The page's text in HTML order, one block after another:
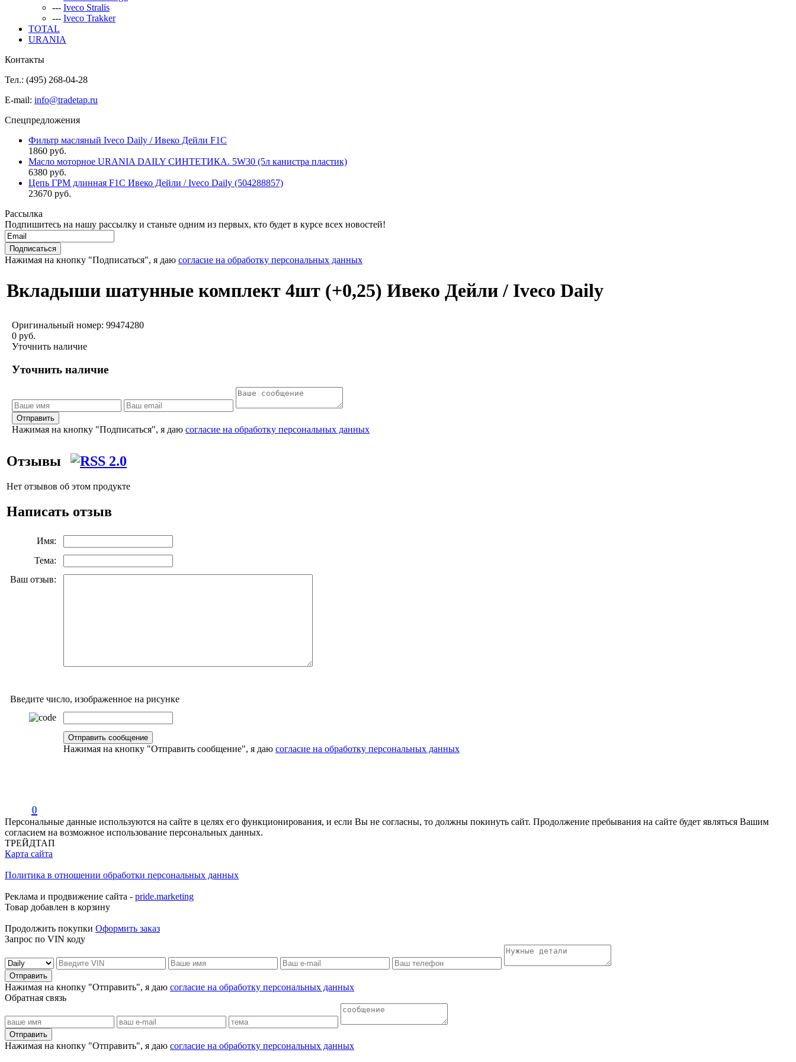
--- Iveco Stralis
--- Iveco Trakker
TOTAL
URANIA
Контакты
Тел.: (495) 268-04-28
E-mail: info@tradetap.ru
Спецпредложения
Фильтр масляный Iveco Daily / Ивеко Дейли F1C
1860 руб.
Масло моторное URANIA DAILY СИНТЕТИКА. 5W30 (5л канистра пластик)
6380 руб.
Цепь ГРМ длинная F1C Ивеко Дейли / Iveco Daily (504288857)
23670 руб.
Рассылка
Подпишитесь на нашу рассылку и станьте одним из первых, кто будет в курсе всех новостей!
Нажимая на кнопку "Подписаться", я даю согласие на обработку персональных данных
Вкладыши шатунные комплект 4шт (+0,25) Ивеко Дейли / Iveco Daily
Оригинальный номер: 99474280
0 руб.
Уточнить наличие
Уточнить наличие
Отправить
Нажимая на кнопку "Подписаться", я даю согласие на обработку персональных данных
Отзывы
Нет отзывов об этом продукте
Написать отзыв
Имя:
Тема:
Ваш отзыв:
Введите число, изображенное на рисунке
Нажимая на кнопку "Отправить сообщение", я даю согласие на обработку персональных данных
0
Персональные данные используются на сайте в целях его функционирования, и если Вы не согласны, то должны покинуть сайт. Продолжение пребывания на сайте будет являться Вашим
согласием на возможное использование персональных данных.
ТРЕЙДТАП
Карта сайта
Политика в отношении обработки персональных данных
Реклама и продвижение сайта - pride.marketing
Товар добавлен в корзину
Продолжить покупки Оформить заказ
Запрос по VIN коду
Отправить
Нажимая на кнопку "Отправить", я даю согласие на обработку персональных данных
Обратная связь
Отправить
Нажимая на кнопку "Отправить", я даю согласие на обработку персональных данных